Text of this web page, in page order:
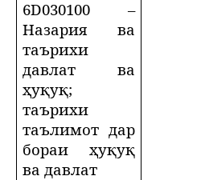
6D030100 –
Назария ва
таърихи
давлат ва
ҳуқуқ;
таърихи
таълимот дар
бораи ҳуқуқ
ва давлат